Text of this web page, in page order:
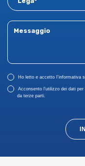
Ho letto e accetto I'informativa
Acconsento l’utilizzo dei dati
da terze parti.